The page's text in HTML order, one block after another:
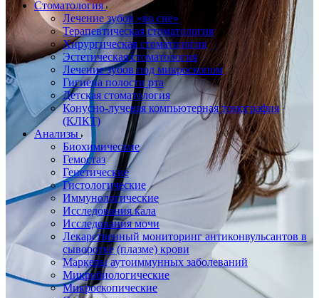
Стоматология
Лечение зубов «во сне»
Терапевтическая стоматология
Хирургическая стоматология
Эстетическая стоматология
Лечение зубов под микроскопом
Гигиена полости рта
Детская стоматология
Конусно-лучевая компьютерная томография
(КЛКТ)
Анализы
Биохимические
Гемостаз
Генетические
Гистологические
Иммунологические
Исследования кала
Исследования мочи
Лекарственный мониторинг антиконвульсантов в
сыворотке (плазме) крови
Маркеры аутоиммунных заболеваний
Микробиологические
Микроскопические